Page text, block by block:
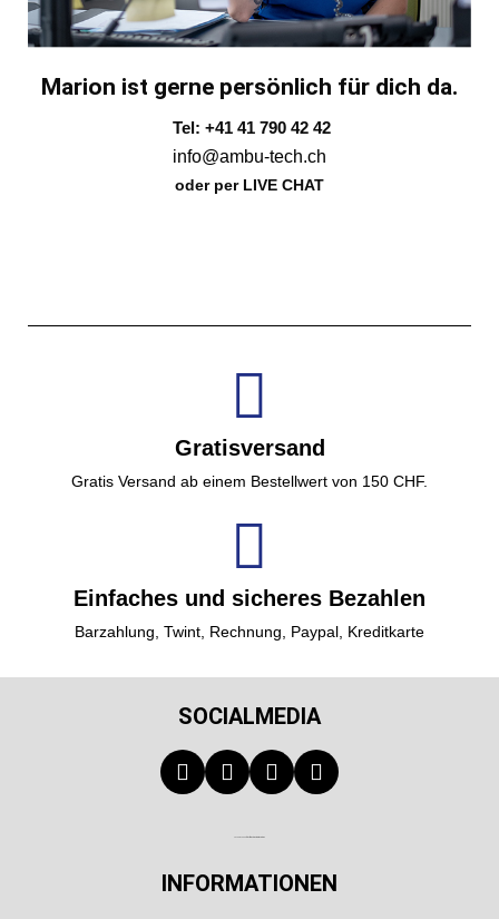
Marion ist gerne persönlich für dich da.
Tel: +41 41 790 42 42
info@ambu-tech.ch
oder per LIVE CHAT
Gratisversand
Gratis Versand ab einem Bestellwert von 150 CHF.
Einfaches und sicheres Bezahlen
Barzahlung, Twint, Rechnung, Paypal, Kreditkarte
SOCIALMEDIA
INFORMATIONEN